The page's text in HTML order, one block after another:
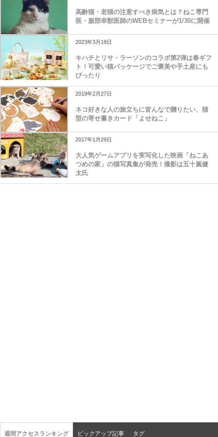
高齢猫・老猫の注意すべき病気とは？ねこ専門
医・服部幸獣医師のWEBセミナーが1/30に開催
2023年3月19日
キハチとリサ・ラーソンのコラボ第2弾は春ギフ
ト！可愛い猫パッケージでご褒美や手土産にも
ぴったり
2019年2月27日
ネコ好きな人の旅立ちに皆んなで贈りたい、猫
型の寄せ書きカード「よせねこ」
2017年1月29日
大人気ゲームアプリを実写化した映画「ねこあ
つめの家」の猫写真集が発売！撮影は五十嵐健
太氏
週間アクセスランキング ピックアップ記事 タグ